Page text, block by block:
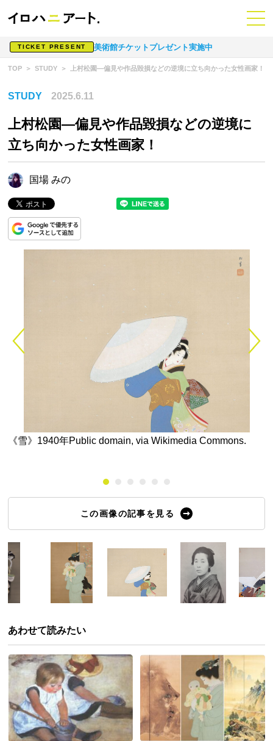
TICKET PRESENT 美術館チケットプレゼント実施中
TOP STUDY 上村松園―偏見や作品毀損などの逆境に立ち向かった女性画家！
STUDY 2025.6.11
上村松園―偏見や作品毀損などの逆境に
立ち向かった女性画家！
国場 みの
《雪》1940年Public domain, via Wikimedia Commons.
この画像の記事を見る
あわせて読みたい